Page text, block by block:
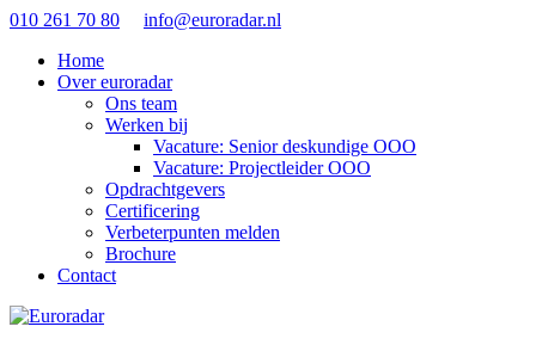
010 261 70 80
info@euroradar.nl
Home
Over euroradar
Ons team
Werken bij
Vacature: Senior deskundige OOO
Vacature: Projectleider OOO
Opdrachtgevers
Certificering
Verbeterpunten melden
Brochure
Contact